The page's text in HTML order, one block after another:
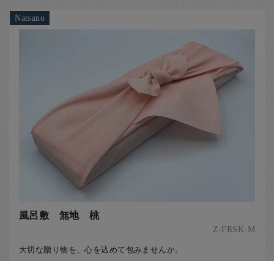
Natsuno
風呂敷 無地 桃
Z-FRSK-M
大切な贈り物を、心を込めて包みませんか。